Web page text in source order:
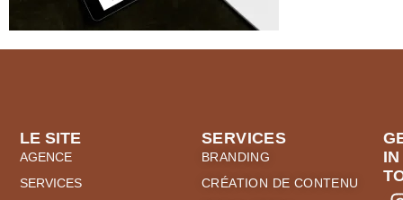
SERVICES
BRANDING
CRÉATION DE CONTENU
LE SITE
AGENCE
SERVICES
IN